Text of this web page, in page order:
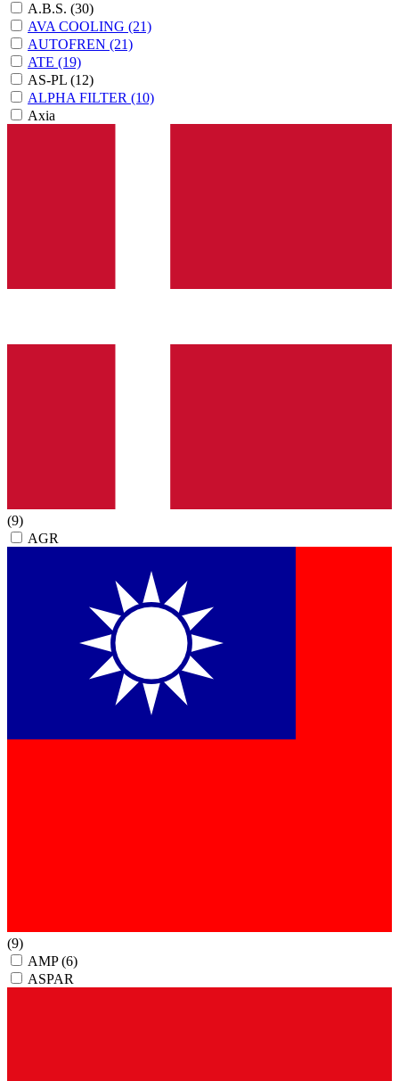
A.B.S. (30)
AVA COOLING (21)
AUTOFREN (21)
ATE (19)
AS-PL (12)
ALPHA FILTER (10)
Axia
(9)
AGR
(9)
AMP(6)
ASPAR